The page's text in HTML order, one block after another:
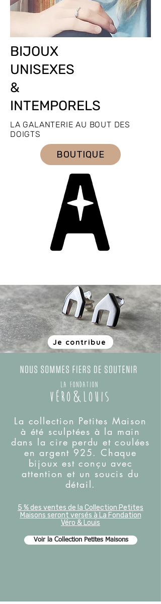
BIJOUX
UNISEXES
&
INTEMPORELS
LA GALANTERIE AU BOUT DES
DOIGTS
BOUTIQUE
Je contribue
La collection Petites Maison
à été sculptées à la main
dans la cire perdu et coulées
en argent 925. Chaque
bijoux est conçu avec
attention et un soucis du
détail.
5 % des ventes de la Collection Petites
Maisons seront versés à La Fondation
Véro & Louis
Voir la Collection Petites Maisons